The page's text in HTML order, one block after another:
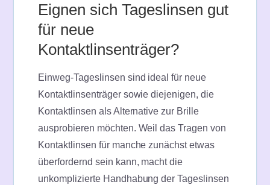
Eignen sich Tageslinsen gut
für neue
Kontaktlinsenträger?
Einweg-Tageslinsen sind ideal für neue
Kontaktlinsenträger sowie diejenigen, die
Kontaktlinsen als Alternative zur Brille
ausprobieren möchten. Weil das Tragen von
Kontaktlinsen für manche zunächst etwas
überfordernd sein kann, macht die
unkomplizierte Handhabung der Tageslinsen